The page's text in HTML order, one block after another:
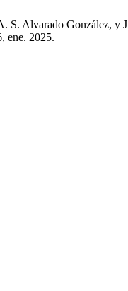
S. Alvarado González,
ene. 2025.